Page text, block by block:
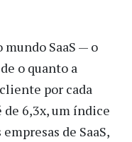
SaaS — o
o quanto a
por cada
6,3x, um índice
de SaaS,